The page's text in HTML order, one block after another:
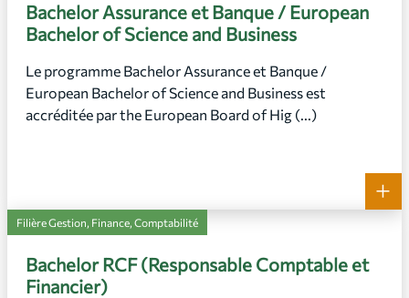
Bachelor Assurance et Banque / European
Bachelor of Science and Business
Le programme Bachelor Assurance et Banque /
European Bachelor of Science and Business est
accréditée par the European Board of Hig (...)
+
Filière Gestion, Finance, Comptabilité
Bachelor RCF (Responsable Comptable et
Financier)